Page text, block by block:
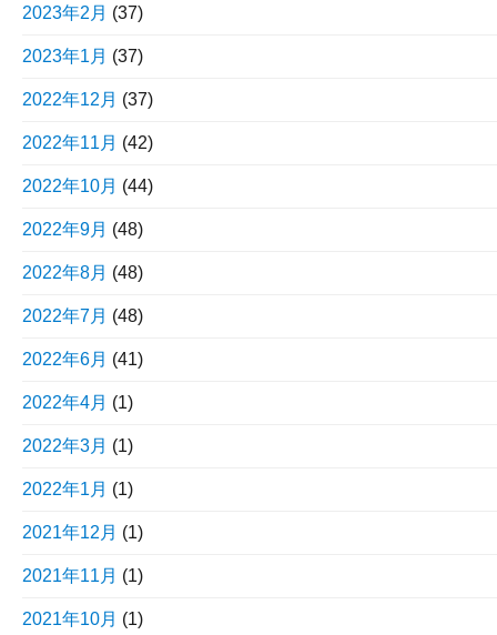
2023年2月 (37)
2023年1月 (37)
2022年12月 (37)
2022年11月 (42)
2022年10月 (44)
2022年9月 (48)
2022年8月 (48)
2022年7月 (48)
2022年6月 (41)
2022年4月 (1)
2022年3月 (1)
2022年1月 (1)
2021年12月 (1)
2021年11月 (1)
2021年10月 (1)